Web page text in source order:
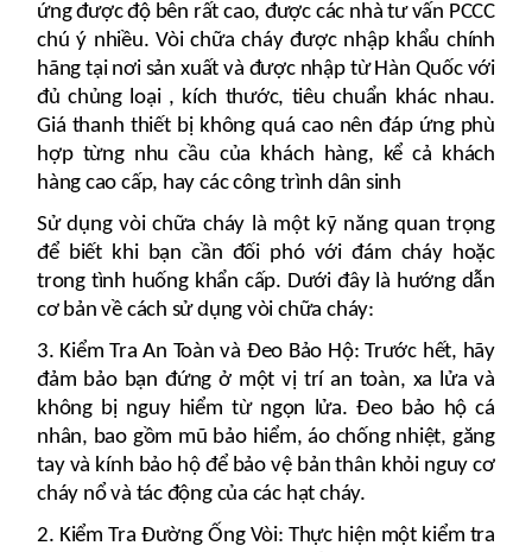
ứng được độ bên rất cao, được các nhà tư vấn PCCC
chú ý nhiều. Vòi chữa cháy được nhập khẩu chính
hãng tại nơi sản xuất và được nhập từ Hàn Quốc với
đủ chủng loại , kích thước, tiêu chuẩn khác nhau.
Giá thanh thiết bị không quá cao nên đáp ứng phù
hợp từng nhu cầu của khách hàng, kể cả khách
hàng cao cấp, hay các công trình dân sinh
Sử dụng vòi chữa cháy là một kỹ năng quan trọng
để biết khi bạn cần đối phó với đám cháy hoặc
trong tình huống khẩn cấp. Dưới đây là hướng dẫn
cơ bản về cách sử dụng vòi chữa cháy:
3. Kiểm Tra An Toàn và Đeo Bảo Hộ: Trước hết, hãy
đảm bảo bạn đứng ở một vị trí an toàn, xa lửa và
không bị nguy hiểm từ ngọn lửa. Đeo bảo hộ cá
nhân, bao gồm mũ bảo hiểm, áo chống nhiệt, găng
tay và kính bảo hộ để bảo vệ bản thân khỏi nguy cơ
cháy nổ và tác động của các hạt cháy.
2. Kiểm Tra Đường Ống Vòi: Thực hiện một kiểm tra